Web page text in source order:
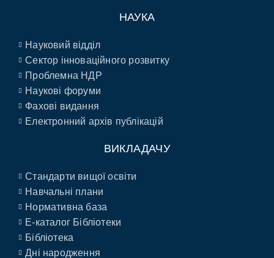
НАУКА
Науковий відділ
Сектор інноваційного розвитку
Проблемна НДР
Наукові форуми
Фахові видання
Електронний архів публікацій
ВИКЛАДАЧУ
Стандарти вищої освіти
Навчальні плани
Нормативна база
E-каталог Бібліотеки
Бібліотека
Дні народження